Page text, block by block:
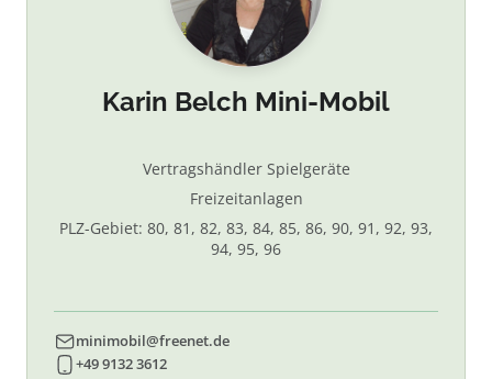
Karin Belch Mini-Mobil
Vertragshändler Spielgeräte
Freizeitanlagen
PLZ-Gebiet: 80, 81, 82, 83, 84, 85, 86, 90, 91, 92, 93,
94, 95, 96
minimobil@freenet.de
+49 9132 3612